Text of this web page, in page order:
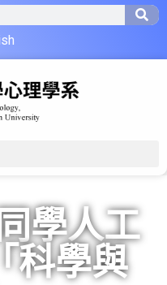
學人工
科學與